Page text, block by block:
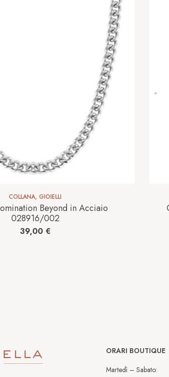
COLLANA, GIOIELLI
Beyond in Acciaio
028916/002
39,00 €
ORARI BOUTIQUE
Martedì – Sabato: